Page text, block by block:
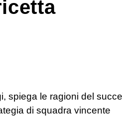
spiega le ragioni del
di squadra vincente